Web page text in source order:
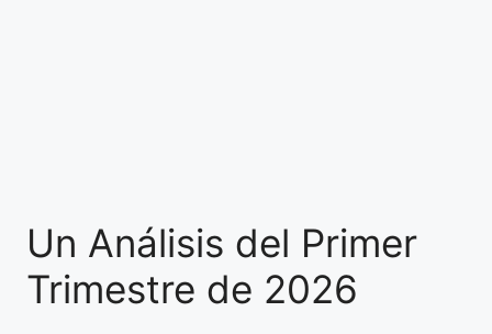
Un Análisis del Primer
Trimestre de 2026